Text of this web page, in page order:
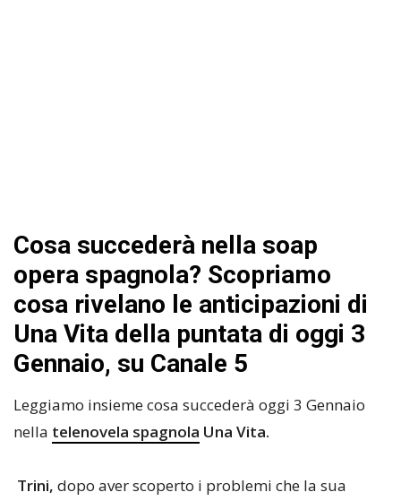
Cosa succederà nella soap
opera spagnola? Scopriamo
cosa rivelano le anticipazioni di
Una Vita della puntata di oggi 3
Gennaio, su Canale 5
Leggiamo insieme cosa succederà oggi 3 Gennaio
nella telenovela spagnola Una Vita.
Trini, dopo aver scoperto i problemi che la sua